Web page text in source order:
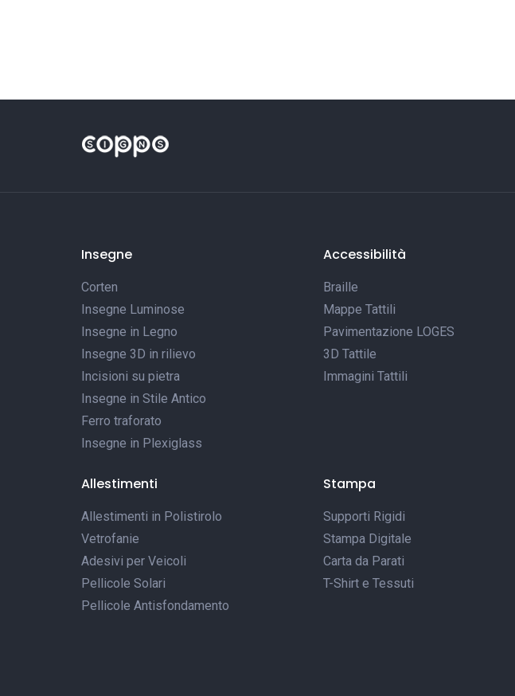
Insegne
Corten
Insegne Luminose
Insegne in Legno
Insegne 3D in rilievo
Incisioni su pietra
Insegne in Stile Antico
Ferro traforato
Insegne in Plexiglass
Accessibilità
Braille
Mappe Tattili
Pavimentazione LOGES
3D Tattile
Immagini Tattili
Allestimenti
Allestimenti in Polistirolo
Vetrofanie
Adesivi per Veicoli
Pellicole Solari
Pellicole Antisfondamento
Stampa
Supporti Rigidi
Stampa Digitale
Carta da Parati
T-Shirt e Tessuti